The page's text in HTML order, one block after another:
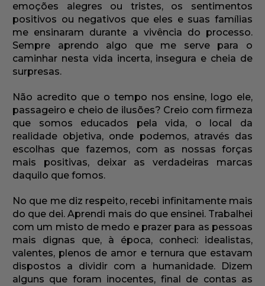
emoções alegres ou tristes, os sentimentos
positivos ou negativos que eles e suas famílias
me ensinaram durante a vivência do processo.
Sempre aprendo algo que me serve para o
caminhar nesta vida incerta, insegura e cheia de
surpresas.
Não acredito que o tempo nos ensine, logo ele,
passageiro e cheio de ilusões? Creio com firmeza
que somos educados pela vida, o local da
realidade objetiva, onde podemos, através das
escolhas que fazemos, com as nossas forças
mais positivas, deixar as verdadeiras marcas
daquilo que fomos.
No que me diz respeito, recebi infinitamente mais
do que dei. Aprendi mais do que ensinei. Trabalhei
com um misto de medo e prazer para as pessoas
mais dignas que, à época, conheci: idealistas,
valentes, plenos de amor e ternura que estavam
dispostos a dividir com a humanidade. Dizem
alguns que foram inocentes, final de contas as